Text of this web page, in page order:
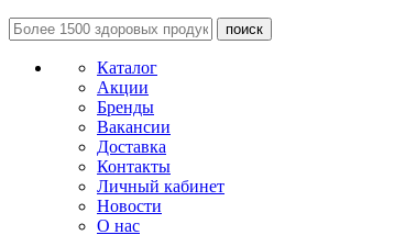
поиск
Каталог
Акции
Бренды
Вакансии
Доставка
Контакты
Личный кабинет
Новости
О нас